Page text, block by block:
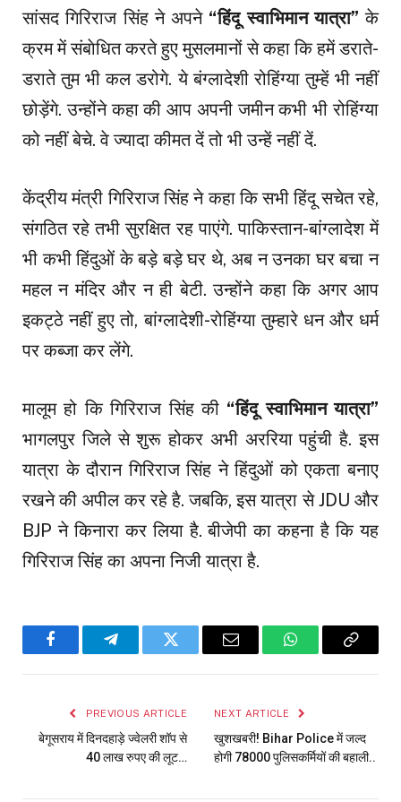
सांसद गिरिराज सिंह ने अपने“हिंदू स्वाभिमान यात्रा”के
क्रम में संबाेधित करते हुए मुसलमानों से कहा कि हमें डराते-
डराते तुम भी कल डरोगे. ये बंग्लादेशी रोहिंग्या तुम्हें भी नहीं
छोड़ेंगे. उन्होंने कहा की आप अपनी जमीन कभी भी रोहिंग्या
को नहीं बेचे. वे ज्यादा कीमत दें तो भी उन्हें नहीं दें.
केंद्रीय मंत्री गिरिराज सिंह ने कहा कि सभी हिंदू सचेत रहे,
संगठित रहे तभी सुरक्षित रह पाएंगे. पाकिस्तान-बांग्लादेश में
भी कभी हिंदुओं के बड़े बड़े घर थे, अब न उनका घर बचा न
महल न मंदिर और न ही बेटी. उन्होंने कहा कि अगर आप
इकट्ठे नहीं हुए तो, बांग्लादेशी-रोहिंग्या तुम्हारे धन और धर्म
पर कब्जा कर लेंगे.
मालूम हो कि गिरिराज सिंह की “हिंदू स्वाभिमान यात्रा”
भागलपुर जिले से शुरू होकर अभी अररिया पहुंची है. इस
यात्रा के दौरान गिरिराज सिंह ने हिंदुओं को एकता बनाए
रखने की अपील कर रहे है. जबकि, इस यात्रा से JDU और
BJP ने किनारा कर लिया है. बीजेपी का कहना है कि यह
गिरिराज सिंह का अपना निजी यात्रा है.
FacebookTelegramTwitter Email WhatsAppCopy
PREVIOUS ARTICLE
बेगूसराय में दिनदहाड़े ज्वेलरी शॉप से
40 लाख रुपए की लूट…
NEXT ARTICLE
खुशखबरी! Bihar Police में जल्द
होगी 78000 पुलिसकर्मियों की बहाली..